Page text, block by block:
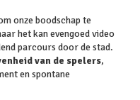
onze boodschap te
het kan evengoed video
parcours door de stad.
van de spelers,
en spontane